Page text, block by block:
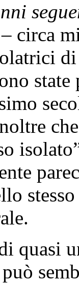
circa
di
state
quasi